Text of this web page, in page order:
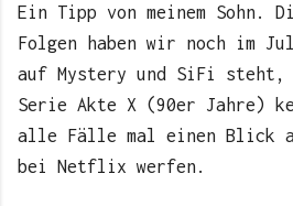
Ein Tipp von meinem Sohn.
Folgen haben wir noch im
auf Mystery und SiFi steht,
Serie Akte X (90er Jahre)
alle Fälle mal einen Blick
bei Netflix werfen.